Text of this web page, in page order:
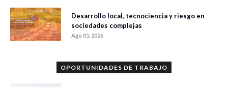
Desarrollo local, tecnociencia y riesgo en
sociedades complejas
Ago 05, 2026
OPORTUNIDADES DE TRABAJO